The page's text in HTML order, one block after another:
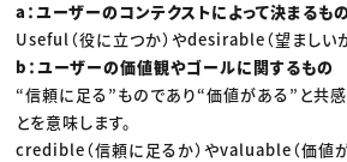
a：ユーザーのコンテクストによって決まるも
Useful（役に立つか）やdesirable（望ましいか
b：ユーザーの価値観やゴールに関するもの
“信頼に足る”ものであり“価値がある”と共感
とを意味します。
credible（信頼に足るか）やvaluable（価値が